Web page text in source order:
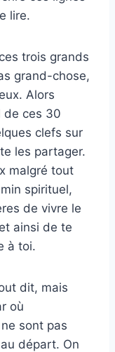
lire.
trois grands
grand-chose,
Alors
de ces 30
clefs sur
les partager.
malgré tout
spirituel,
de vivre le
ainsi de te
à toi.
dit, mais
où
sont pas
départ. On